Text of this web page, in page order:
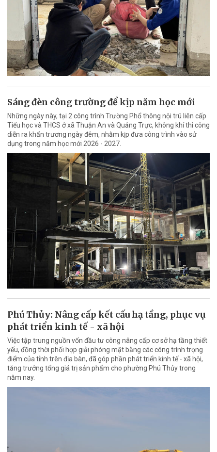
Sáng đèn công trường để kịp năm học mới
Những ngày này, tại 2 công trình Trường Phổ thông nội trú liên cấp
Tiểu học và THCS ở xã Thuận An và Quảng Trực, không khí thi công
diễn ra khẩn trương ngày đêm, nhằm kịp đưa công trình vào sử
dụng trong năm học mới 2026 - 2027.
Phú Thủy: Nâng cấp kết cấu hạ tầng, phục vụ
phát triển kinh tế - xã hội
Việc tập trung nguồn vốn đầu tư công nâng cấp cơ sở hạ tầng thiết
yếu, đồng thời phối hợp giải phóng mặt bằng các công trình trọng
điểm của tỉnh trên địa bàn, đã góp phần phát triển kinh tế - xã hội,
tăng trưởng tổng giá trị sản phẩm cho phường Phú Thủy trong
năm nay.